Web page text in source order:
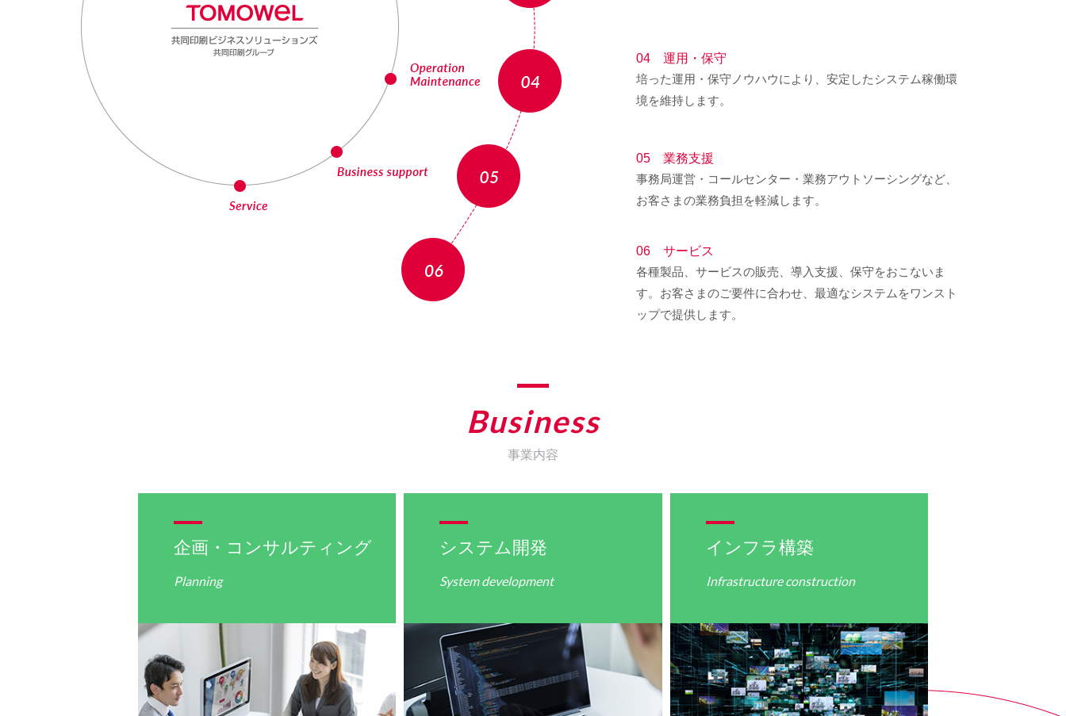
04 運用・保守
培った運用・保守ノウハウにより、安定したシステム稼働環
境を維持します。
05 業務支援
事務局運営・コールセンター・業務アウトソーシングなど、
お客さまの業務負担を軽減します。
06 サービス
各種製品、サービスの販売、導入支援、保守をおこないま
す。お客さまのご要件に合わせ、最適なシステムをワンスト
ップで提供します。
Business
事業内容
企画・コンサルティング
Planning
システム開発
System development
インフラ構築
Infrastructure construction